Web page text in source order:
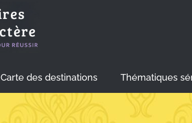
Carte des destinations Thématiques